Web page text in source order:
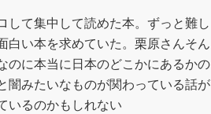
して集中して読めた本。ずっと難し
白い本を求めていた。栗原さんそん
のに本当に日本のどこかにあるかの
闇みたいなものが関わっている話が
いるのかもしれない